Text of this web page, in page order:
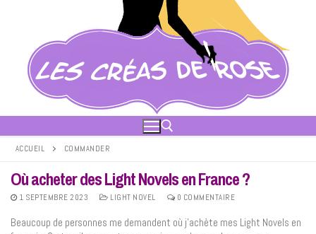
Rechercher :
ACCUEIL COMMANDER
Où acheter des Light Novels en France ?
1 SEPTEMBRE 2023 LIGHT NOVEL 0 COMMENTAIRE
Beaucoup de personnes me demandent où j’achète mes Light Novels en